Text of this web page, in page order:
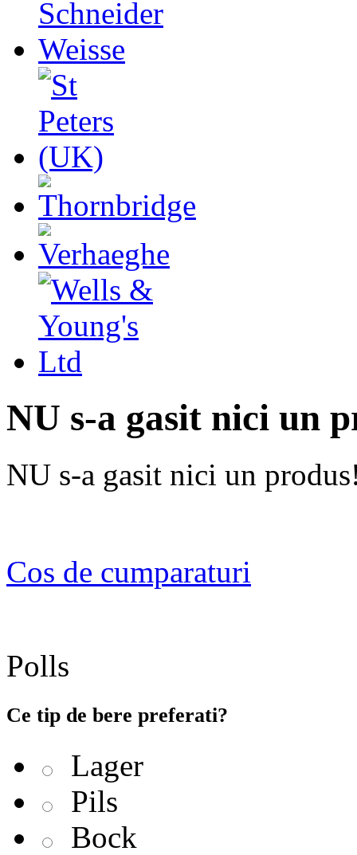
NU s-a gasit nici un
NU s-a gasit nici un
Cos de cumparaturi
Polls
Ce tip de bere preferati?
Lager
Pils
Bock